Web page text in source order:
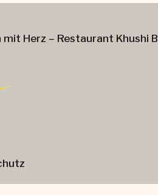
Herz – Restaurant Khushi